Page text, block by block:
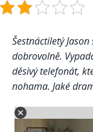
Šestnáctiletý
dobrovolně.
děsivý telefonát,
nohama. Jaké